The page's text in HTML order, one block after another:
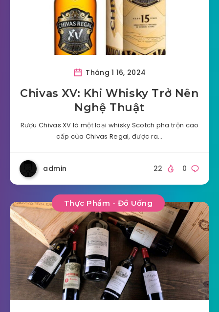
Tháng 1 16, 2024
Chivas XV: Khi Whisky Trở Nên
Nghệ Thuật
Rượu Chivas XV là một loại whisky Scotch pha trộn cao
cấp của Chivas Regal, được ra…
admin 0
22
Thực Phẩm - Đồ Uống